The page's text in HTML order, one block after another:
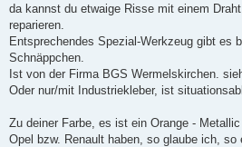
da kannst du etwaige Risse mit einem
reparieren.
Entsprechendes Spezial-Werkzeug gibt es
Schnäppchen.
Ist von der Firma BGS Wermelskirchen.
Oder nur/mit Industriekleber, ist
Zu deiner Farbe, es ist ein Orange - Metallic
Opel bzw. Renault haben, so glaube ich,